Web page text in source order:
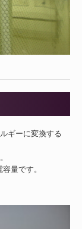
ギーに変換する
量です。